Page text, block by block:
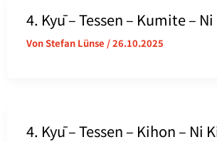
4. Kyū – Tessen – Kumite –
VonStefan Lünse /26.10.2025
4. Kyū – Tessen – Kihon – Ni